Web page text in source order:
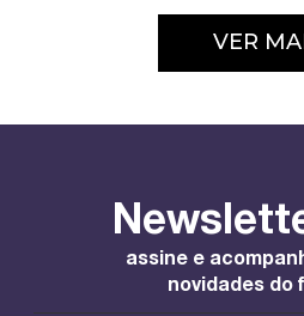
VER
assine e
novidades do